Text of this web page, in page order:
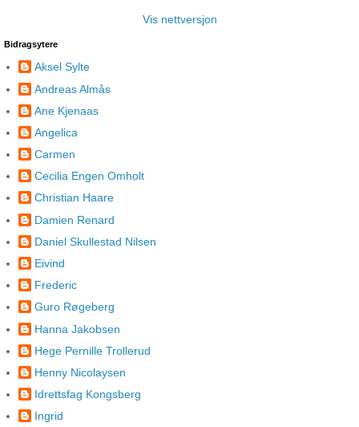
Vis nettversjon
Bidragsytere
Aksel Sylte
Andreas Almås
Ane Kjenaas
Angelica
Carmen
Cecilia Engen Omholt
Christian Haare
Damien Renard
Daniel Skullestad Nilsen
Eivind
Frederic
Guro Røgeberg
Hanna Jakobsen
Hege Pernille Trollerud
Henny Nicolaysen
Idrettsfag Kongsberg
Ingrid